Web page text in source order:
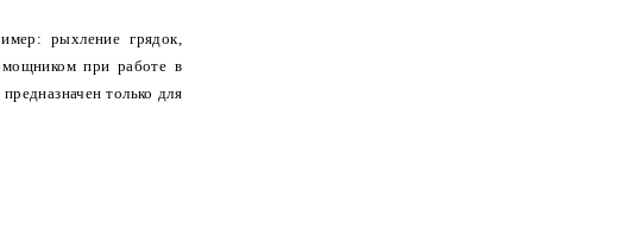
рыхление грядок,
при работе в
только для